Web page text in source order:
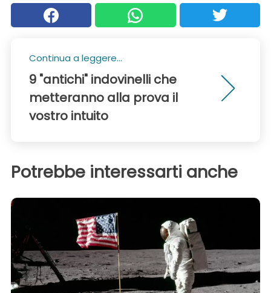
Continua a leggere...
9 "antichi" indovinelli che
metteranno alla prova il
vostro intuito
Potrebbe interessarti anche